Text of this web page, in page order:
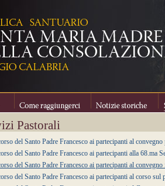
Come raggiungerci Notizie storiche
Pastorali
del Santo Padre Francesco ai partecipanti al
del Santo Padre Francesco ai partecipanti alla 68.ma
del Santo Padre Francesco ai partecipanti al
del Santo Padre Francesco ai partecipanti al corso